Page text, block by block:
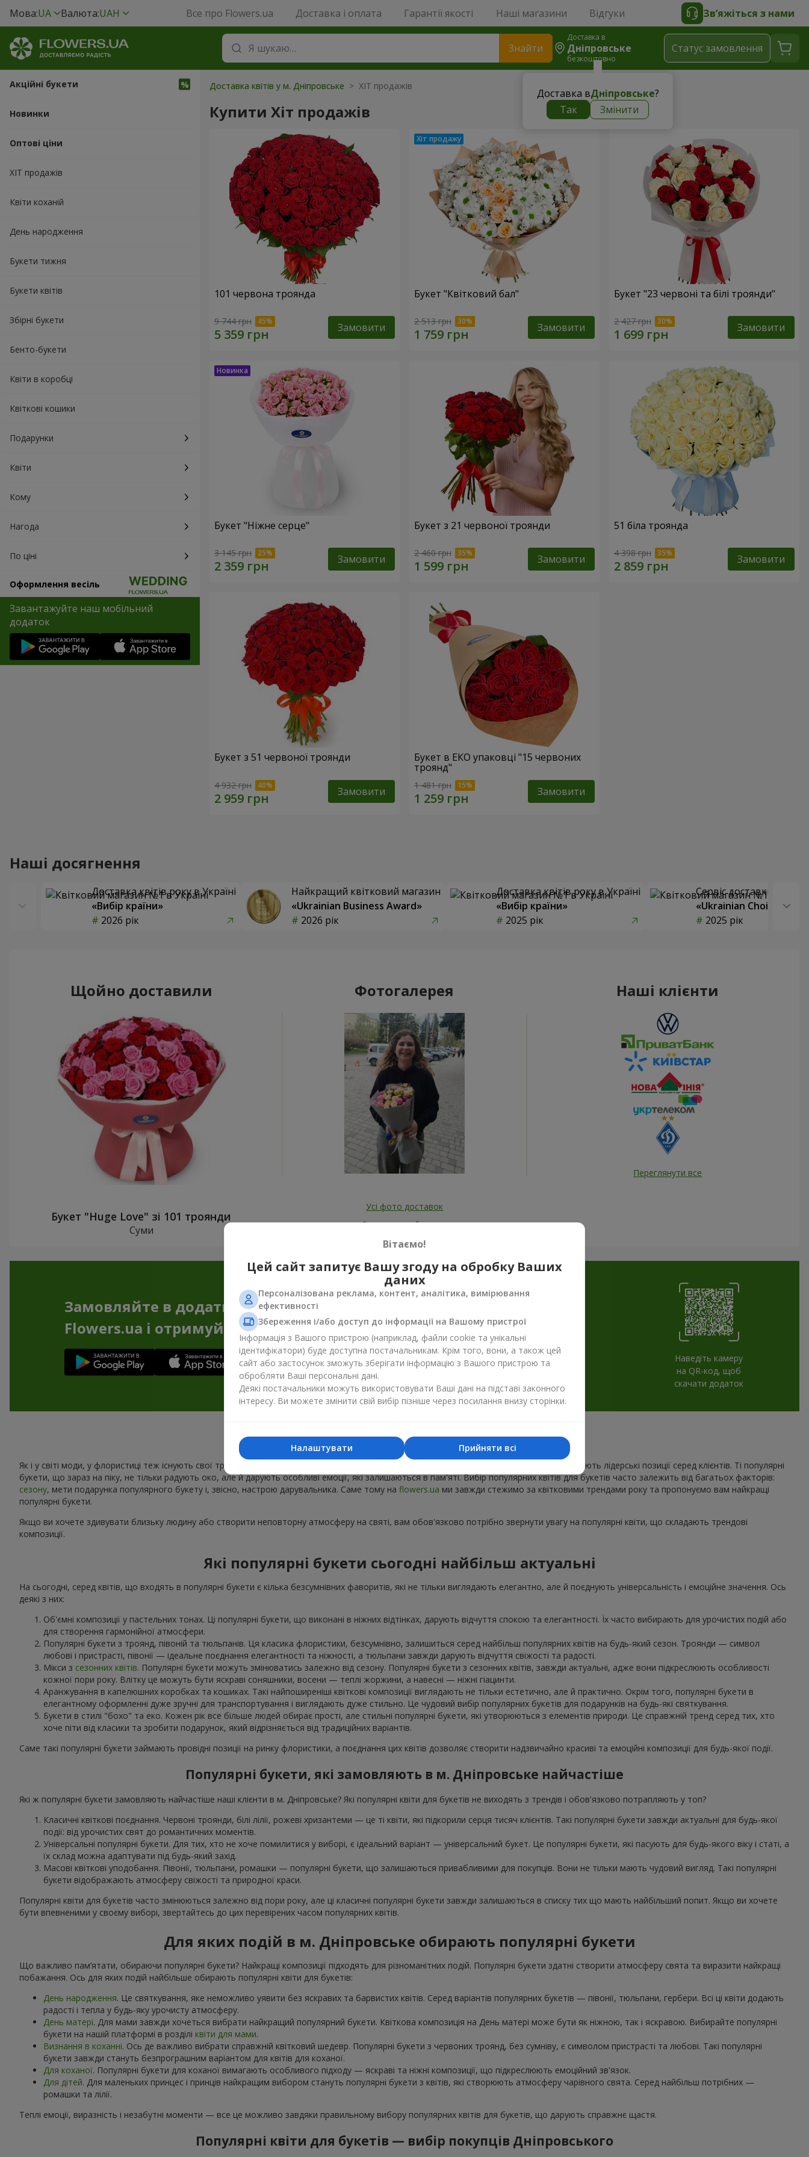
Мова:UA Валюта:UAH Все про Flowers.ua Доставка і оплата Гарантії якості Наші магазини Відгуки Зв’яжіться з нами
Знайти
Доставка в
Дніпровське
безкоштовно
Доставка вДніпровське?
Так
Змінити
Статус замовлення
Акційні букети
Новинки
Оптові ціни
ХІТ продажів
Квіти коханій
День народження
Букети тижня
Букети квітів
Збірні букети
Бенто-букети
Квіти в коробці
Квіткові кошики
Подарунки
Квіти
Кому
Нагода
По ціні
Оформлення весіль
Завантажуйте наш мобільний
додаток
Доставка квітів у м. Дніпровське > ХІТ продажів
Купити Хіт продажів
101 червона троянда
9 744 грн Замовити
Букет "Квітковий бал"
2 513 грн Замовити
Букет "23 червоні та білі троянди"
2 427 грн Замовити
Букет "Ніжне серце"
3 145 грн Замовити
Букет з 21 червоної троянди
2 460 грн Замовити
51 біла троянда
4 398 грн Замовити
Букет з 51 червоної троянди
4 932 грн Замовити
Букет в ЕКО упаковці "15 червоних
троянд"
1 481 грн Замовити
Наші досягнення
Доставка квітів року в Україні
«Вибір країни»
2026 рік
Найкращий квітковий магазин
«Ukrainian Business Award»
2026 рік
Доставка квітів року в Україні
«Вибір країни»
2025 рік
Сервіс доставки квітів
«Ukrainian Choice»
2025 рік
Щойно доставили
Букет "Huge Love" зі 101 троянди
Суми
Фотогалерея
Усі фото доставок
Замовити цей товар
Наші клієнти
Переглянути все
Замовляйте в додатку
Flowers.ua і отримуйте бонуси
Наведіть камеру
на QR-код, щоб
скачати додаток
Популярні букети — тренди сезону
Як і у світі моди, у флористиці теж існують свої тренди. Щороку з'являються нові популярні букети, а деякі композиції з року в рік утримують лідерські позиції серед клієнтів. Ті популярні
букети, що зараз на піку, не тільки радують око, але й дарують особливі емоції, які залишаються в пам'яті. Вибір популярних квітів для букетів часто залежить від багатьох факторів:
сезону, мети подарунка популярного букету і, звісно, настрою дарувальника. Саме тому на flowers.ua ми завжди стежимо за квітковими трендами року та пропонуємо вам найкращі
популярні букети.
Якщо ви хочете здивувати близьку людину або створити неповторну атмосферу на святі, вам обов'язково потрібно звернути увагу на популярні квіти, що складають трендові
композиції.
Які популярні букети сьогодні найбільш актуальні
На сьогодні, серед квітів, що входять в популярні букети є кілька безсумнівних фаворитів, які не тільки виглядають елегантно, але й поєднують універсальність і емоційне значення. Ось
деякі з них:
Об'ємні композиції у пастельних тонах. Ці популярні букети, що виконані в ніжних відтінках, дарують відчуття спокою та елегантності. Їх часто вибирають для урочистих подій або
для створення гармонійної атмосфери.
Популярні букети з троянд, півоній та тюльпанів. Ця класика флористики, безсумнівно, залишиться серед найбільш популярних квітів на будь-який сезон. Троянди — символ
любові і пристрасті, півонії — ідеальне поєднання елегантності та ніжності, а тюльпани завжди дарують відчуття свіжості та радості.
Мікси з сезонних квітів. Популярні букети можуть змінюватись залежно від сезону. Популярні букети з сезонних квітів, завжди актуальні, адже вони підкреслюють особливості
кожної пори року. Влітку це можуть бути яскраві соняшники, восени — теплі жоржини, а навесні — ніжні гіацинти.
Аранжування в капелюшних коробках та кошиках. Такі найпоширеніші квіткові композиції виглядають не тільки естетично, але й практично. Окрім того, популярні букети в
елегантному оформленні дуже зручні для транспортування і виглядають дуже стильно. Це чудовий вибір популярних букетів для подарунків на будь-які святкування.
Букети в стилі "бохо" та еко. Кожен рік все більше людей обирає прості, але стильні популярні букети, які утворюються з елементів природи. Це справжній тренд серед тих, хто
хоче піти від класики та зробити подарунок, який відрізняється від традиційних варіантів.
Саме такі популярні букети займають провідні позиції на ринку флористики, а поєднання цих квітів дозволяє створити надзвичайно красиві та емоційні композиції для будь-якої події.
Популярні букети, які замовляють в м. Дніпровське найчастіше
Які ж популярні букети замовляють найчастіше наші клієнти в м. Дніпровське? Які популярні квіти для букетів не виходять з трендів і обов'язково потрапляють у топ?
Класичні квіткові поєднання. Червоні троянди, білі лілії, рожеві хризантеми — це ті квіти, які підкорили серця тисяч клієнтів. Такі популярні букети завжди актуальні для будь-якої
події: від урочистих свят до романтичних моментів.
Універсальні популярні букети. Для тих, хто не хоче помилитися у виборі, є ідеальний варіант — універсальний букет. Це популярні букети, які пасують для будь-якого віку і статі, а
їх склад можна адаптувати під будь-який захід.
Масові квіткові уподобання. Півонії, тюльпани, ромашки — популярні букети, що залишаються привабливими для покупців. Вони не тільки мають чудовий вигляд. Такі популярні
букети відображають атмосферу свіжості та природної краси.
Популярні квіти для букетів часто змінюються залежно від пори року, але ці класичні популярні букети завжди залишаються в списку тих що мають найбільший попит. Якщо ви хочете
бути впевненими у своєму виборі, звертайтесь до цих перевірених часом популярних квітів.
Для яких подій в м. Дніпровське обирають популярні букети
Що важливо пам’ятати, обираючи популярні букети? Найкращі композиції підходять для різноманітних подій. Популярні букети здатні створити атмосферу свята та виразити найкращі
побажання. Ось для яких подій найбільше обирають популярні квіти для букетів:
День народження. Це святкування, яке неможливо уявити без яскравих та барвистих квітів. Серед варіантів популярних букетів — півонії, тюльпани, гербери. Всі ці квіти додають
радості і тепла у будь-яку урочисту атмосферу.
День матері. Для мами завжди хочеться вибрати найкращий популярний букети. Квіткова композиція на День матері може бути як ніжною, так і яскравою. Вибирайте популярні
букети на нашій платформі в розділі квіти для мами.
Визнання в коханні. Ось де важливо вибрати справжній квітковий шедевр. Популярні букети з червоних троянд, без сумніву, є символом пристрасті та любові. Такі популярні
букети завжди стануть безпрограшним варіантом для квітів для коханої.
Для коханої. Популярні букети для коханої вимагають особливого підходу — яскраві та ніжні композиції, що підкреслюють емоційний зв'язок.
Для дітей. Для маленьких принцес і принців найкращим вибором стануть популярні букети з квітів, які створюють атмосферу чарівного свята. Серед найбільш потрібних —
ромашки та лілії.
Теплі емоції, виразність і незабутні моменти — все це можливо завдяки правильному вибору популярних квітів для букетів, що дарують справжнє щастя.
Популярні квіти для букетів — вибір покупців Дніпровського
Вітаємо!
Цей сайт запитує Вашу згоду на обробку Ваших
даних
Персоналізована реклама, контент, аналітика, вимірювання
ефективності
Збереження і/або доступ до інформації на Вашому пристрої
Інформація з Вашого пристрою (наприклад, файли cookie та унікальні
ідентифікатори) буде доступна постачальникам. Крім того, вони, а також цей
сайт або застосунок зможуть зберігати інформацію з Вашого пристрою та
обробляти Ваші персональні дані.
Деякі постачальники можуть використовувати Ваші дані на підставі законного
інтересу. Ви можете змінити свій вибір пізніше через посилання внизу сторінки.
Прийняти всі
Налаштувати